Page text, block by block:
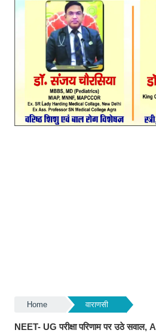
Home वाराणसी
NEET- UG परीक्षा परिणाम पर उठे